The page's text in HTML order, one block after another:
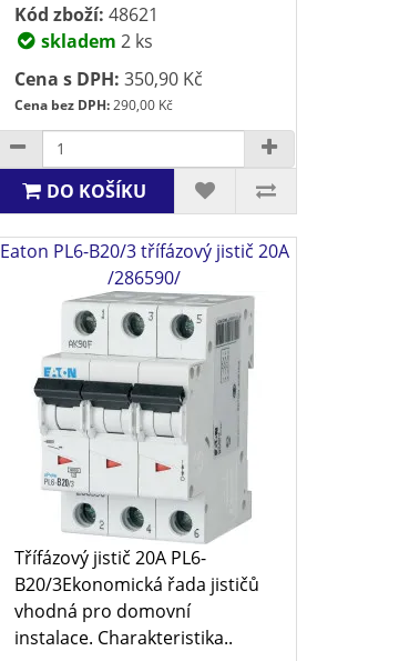
Kód zboží: 48621
skladem 2 ks
Cena s DPH: 350,90 Kč
Cena bez DPH:290,00 Kč
DO KOŠÍKU
Eaton PL6-B20/3 třífázový jistič 20A
/286590/
Třífázový jistič 20A PL6-
B20/3Ekonomická řada jističů
vhodná pro domovní
instalace. Charakteristika..